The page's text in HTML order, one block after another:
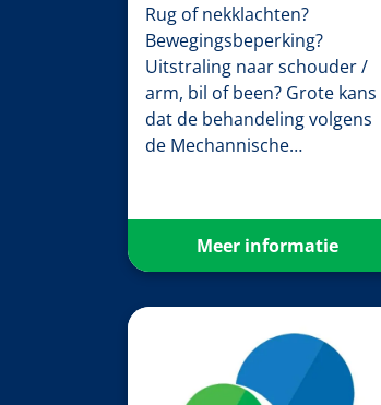
Rug of nekklachten?
Bewegingsbeperking?
Uitstraling naar schouder /
arm, bil of been? Grote kans
dat de behandeling volgens
de Mechannische…
Meer informatie